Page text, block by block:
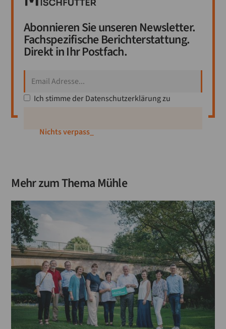
Abonnieren Sie unseren Newsletter.
Fachspezifische Berichterstattung.
Direkt in Ihr Postfach.
Ich stimme derDatenschutzerklärungzu
Mitglied_
Mehr zum Thema Mühle